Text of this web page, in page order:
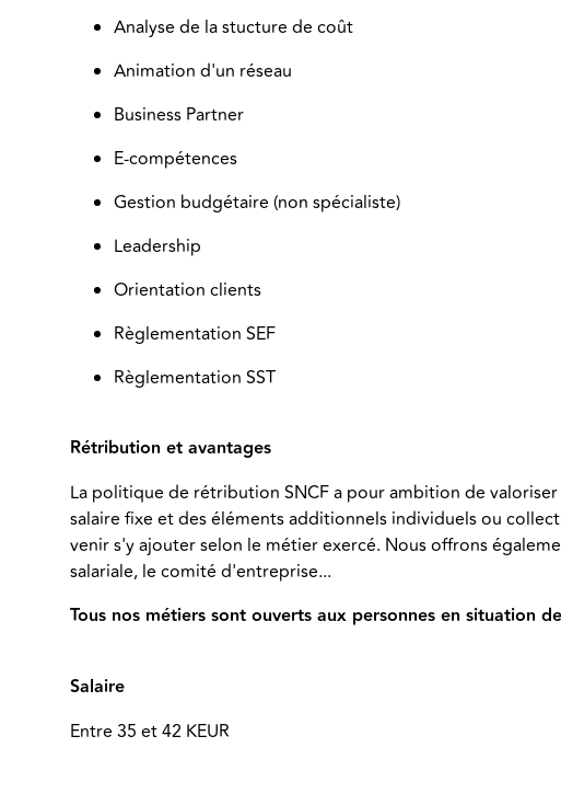
Analyse de la stucture de coût
Animation d'un réseau
Business Partner
E-compétences
Gestion budgétaire (non spécialiste)
Leadership
Orientation clients
Règlementation SEF
Règlementation SST
Rétribution et avantages
La politique de rétribution SNCF a pour ambition de
salaire fixe et des éléments additionnels individuels ou
venir s'y ajouter selon le métier exercé. Nous offrons
salariale, le comité d'entreprise...
Tous nos métiers sont ouverts aux personnes en situation
Salaire
Entre 35 et 42 KEUR